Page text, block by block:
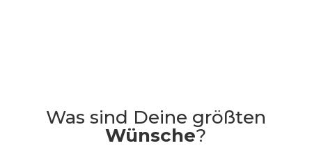
Was sind Deine größten
Wünsche?